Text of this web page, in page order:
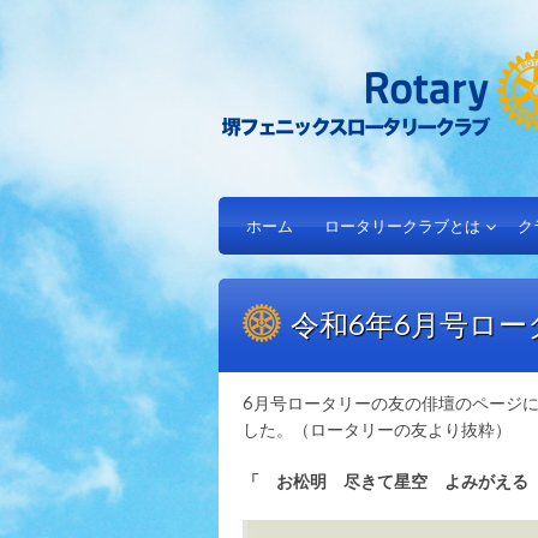
ホーム ロータリークラブとは ク
令和6年6月号ロ
6月号ロータリーの友の俳壇のページ
した。（ロータリーの友より抜粋）
「 お松明 尽きて星空 よみがえ